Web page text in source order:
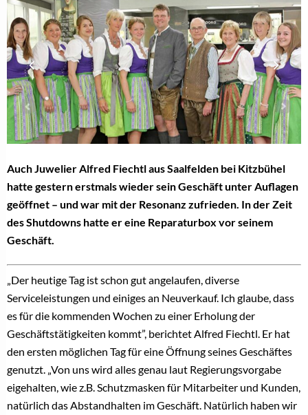
Auch Juwelier Alfred Fiechtl aus Saalfelden bei Kitzbühel
hatte gestern erstmals wieder sein Geschäft unter Auflagen
geöffnet – und war mit der Resonanz zufrieden. In der Zeit
des Shutdowns hatte er eine Reparaturbox vor seinem
Geschäft.
„Der heutige Tag ist schon gut angelaufen, diverse
Serviceleistungen und einiges an Neuverkauf. Ich glaube, dass
es für die kommenden Wochen zu einer Erholung der
Geschäftstätigkeiten kommt”, berichtet Alfred Fiechtl. Er hat
den ersten möglichen Tag für eine Öffnung seines Geschäftes
genutzt. „Von uns wird alles genau laut Regierungsvorgabe
eigehalten, wie z.B. Schutzmasken für Mitarbeiter und Kunden,
natürlich das Abstandhalten im Geschäft. Natürlich haben wir